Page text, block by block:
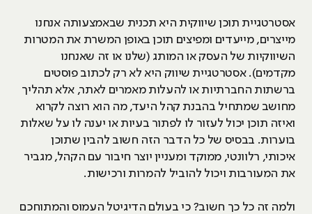
אסטרטגיית תוכן שיווקית היא תכנית שבאמצעותה אנחנו
מייצרים, מייעדים ומפיצים תוכן באופן המשרת את המטרות
השיווקיות של העסק או המותג (שלנו או זה שאנחנו
מקדמים). אסטרטגיית שיווק היא לא רק לכתוב פוסטים
ברשתות החברתיות או להעלות מאמרים לאתר, אלא תהליך
מחושב שמתחיל בהבנת קהל היעד, מה הוא רוצה לקרוא
ואיזה תוכן יכול לעזור לו לפתור בעיות או יענה לו על שאלות
בוערות. בבסיס של כל הדבר הזה חשוב להבין שתוכן
איכותי, רלוונטי, ממוקד ומעניין יוצר חיבור עם הקהל, מגביר
את המעורבות ויכול להוביל להמרות ורכישות.
ולמה זה כל כך חשוב? כי בעולם הדיגיטל העמוס והמתוחכם